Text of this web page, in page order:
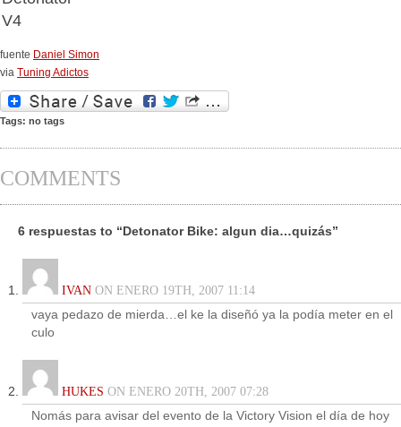
fuente Daniel Simon
via Tuning Adictos
Tags: no tags
COMMENTS
6 respuestas to “Detonator Bike: algun dia…quizás”
IVAN ON ENERO 19TH, 2007 11:14
vaya pedazo de mierda…el ke la diseñó ya la podía meter en el
culo
HUKES ON ENERO 20TH, 2007 07:28
Nomás para avisar del evento de la Victory Vision el día de hoy